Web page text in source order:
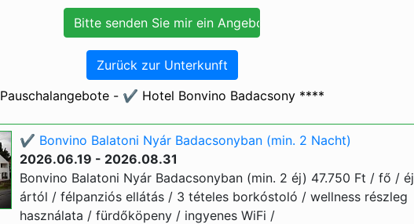
Zurück zur Unterkunft
Pauschalangebote - ✔️ Hotel Bonvino Badacsony ****
✔️ Bonvino Balatoni Nyár Badacsonyban (min. 2 Nacht)
2026.06.19 - 2026.08.31
Bonvino Balatoni Nyár Badacsonyban (min. 2 éj) 47.750 Ft / fő / éj
ártól / félpanziós ellátás / 3 tételes borkóstoló / wellness részleg
használata / fürdőköpeny / ingyenes WiFi /